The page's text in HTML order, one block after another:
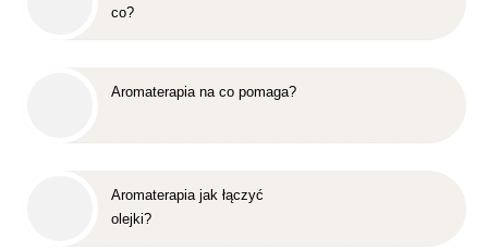
co?
Aromaterapia na co pomaga?
Aromaterapia jak łączyć
olejki?